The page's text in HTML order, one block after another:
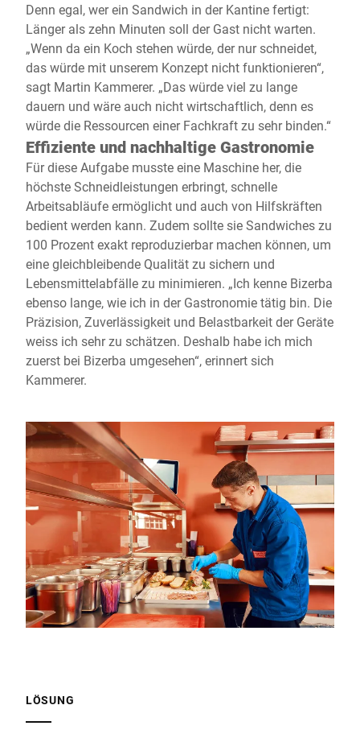
Denn egal, wer ein Sandwich in der Kantine fertigt:
Länger als zehn Minuten soll der Gast nicht warten.
„Wenn da ein Koch stehen würde, der nur schneidet,
das würde mit unserem Konzept nicht funktionieren“,
sagt Martin Kammerer. „Das würde viel zu lange
dauern und wäre auch nicht wirtschaftlich, denn es
würde die Ressourcen einer Fachkraft zu sehr binden.“
Effiziente und nachhaltige Gastronomie
Für diese Aufgabe musste eine Maschine her, die
höchste Schneidleistungen erbringt, schnelle
Arbeitsabläufe ermöglicht und auch von Hilfskräften
bedient werden kann. Zudem sollte sie Sandwiches zu
100 Prozent exakt reproduzierbar machen können, um
eine gleichbleibende Qualität zu sichern und
Lebensmittelabfälle zu minimieren. „Ich kenne Bizerba
ebenso lange, wie ich in der Gastronomie tätig bin. Die
Präzision, Zuverlässigkeit und Belastbarkeit der Geräte
weiss ich sehr zu schätzen. Deshalb habe ich mich
zuerst bei Bizerba umgesehen“, erinnert sich
Kammerer.
LÖSUNG